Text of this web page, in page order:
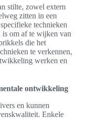
stilte, zowel extern
zitten in een
technieken
is om af te wijken van
die het
te verkennen,
werken en
ontwikkeling
en kunnen
Enkele